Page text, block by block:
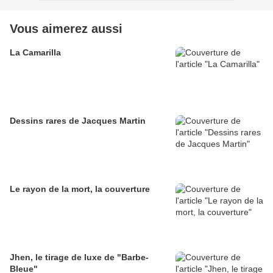
Vous aimerez aussi
La Camarilla
Dessins rares de Jacques Martin
Le rayon de la mort, la couverture
Jhen, le tirage de luxe de "Barbe-
Bleue"